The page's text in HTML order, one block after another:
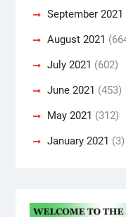
September 2021
August 2021
July 2021 (602)
June 2021 (453)
May 2021 (312)
January 2021 (3)